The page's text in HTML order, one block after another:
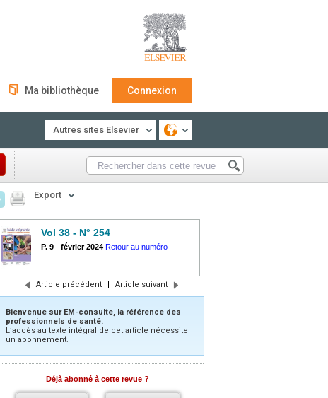
Ma bibliothèque Connexion
Autres sites Elsevier
Export
Vol 38 - N° 254
P. 9 - février 2024 Retour au numéro
Article précédent | Article suivant
Bienvenue sur EM-consulte, la référence des
professionnels de santé.
L’accès au texte intégral de cet article nécessite
un abonnement.
Déjà abonné à cette revue ?